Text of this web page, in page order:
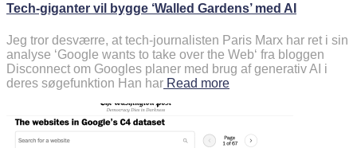
Tech-giganter vil bygge ‘Walled Gardens’ med AI
Jeg tror desværre, at tech-journalisten Paris Marx har ret i sin
analyse ‘Google wants to take over the Web‘ fra bloggen
Disconnect om Googles planer med brug af generativ AI i
deres søgefunktion Han har Read more